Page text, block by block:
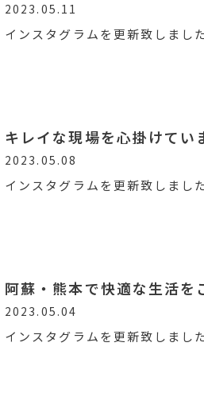
2023.05.11
インスタグラムを更新致しまし
キレイな現場を心掛けて
2023.05.08
インスタグラムを更新致しまし
阿蘇・熊本で快適な生活
2023.05.04
インスタグラムを更新致しまし